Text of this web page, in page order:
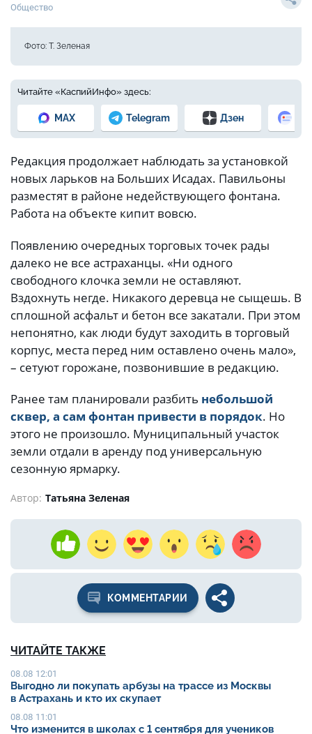
Общество
Фото: Т. Зеленая
Читайте «КаспийИнфо» здесь:
MAX Telegram Дзен
Редакция продолжает наблюдать за установкой
новых ларьков на Больших Исадах. Павильоны
разместят в районе недействующего фонтана.
Работа на объекте кипит вовсю.
Появлению очередных торговых точек рады
далеко не все астраханцы. «Ни одного
свободного клочка земли не оставляют.
Вздохнуть негде. Никакого деревца не сыщешь. В
сплошной асфальт и бетон все закатали. При этом
непонятно, как люди будут заходить в торговый
корпус, места перед ним оставлено очень мало»,
– сетуют горожане, позвонившие в редакцию.
Ранее там планировали разбить небольшой
сквер, а сам фонтан привести в порядок. Но
этого не произошло. Муниципальный участок
земли отдали в аренду под универсальную
сезонную ярмарку.
Автор: Татьяна Зеленая
КОММЕНТАРИИ
ЧИТАЙТЕ ТАКЖЕ
08.08 12:01
Выгодно ли покупать арбузы на трассе из Москвы
в Астрахань и кто их скупает
08.08 11:01
Что изменится в школах с 1 сентября для учеников